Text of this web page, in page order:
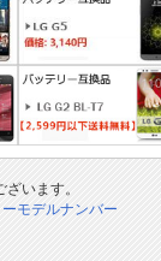
います。
モデルナンバー